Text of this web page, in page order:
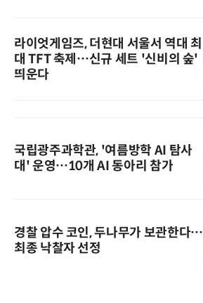
라이엇게임즈, 더현대 서울서 역대 최
대 TFT 축제…신규 세트 '신비의 숲'
띄운다
국립광주과학관, '여름방학 AI 탐사
대' 운영…10개 AI 동아리 참가
경찰 압수 코인, 두나무가 보관한다…
최종 낙찰자 선정